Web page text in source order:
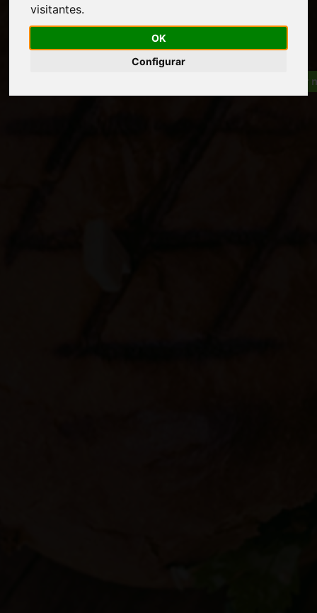
visitantes.
OK
Configurar